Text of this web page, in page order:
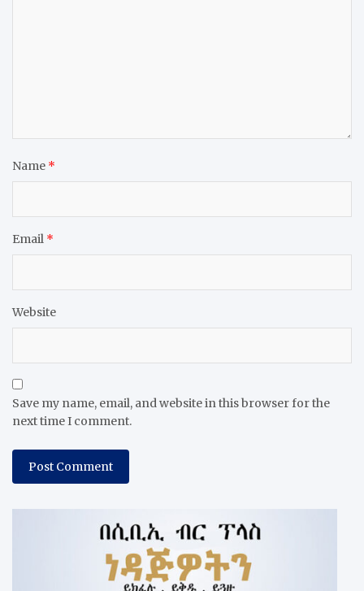
Name *
Email *
Website
Save my name, email, and website in this browser for the
next time I comment.